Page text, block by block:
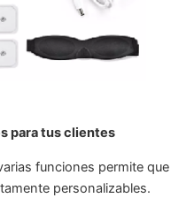
para tus clientes
funciones permite que
personalizables.